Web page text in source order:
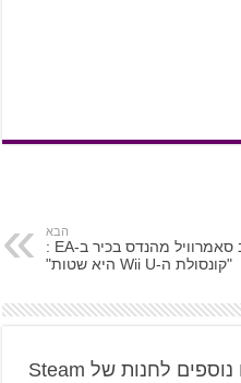
הבא
בוב סאמרוויל מהנדס בכיר ב-EA :
"קונסולת ה-Wii U היא שטות"